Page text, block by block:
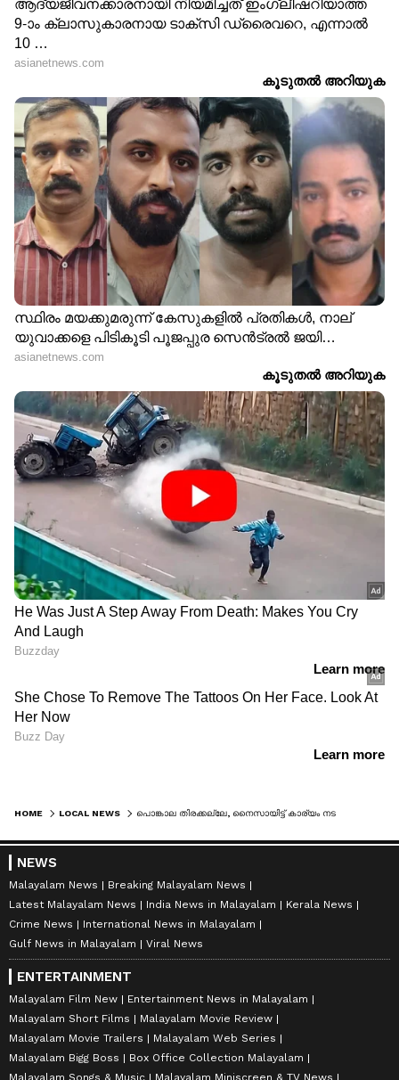
HOME LOCAL NEWS
NEWS
Malayalam News
Breaking Malayalam News
Latest Malayalam News
India News in Malayalam
Kerala News
Crime News
International News in Malayalam
Gulf News in Malayalam
Viral News
ENTERTAINMENT
Malayalam Film New
Entertainment News in Malayalam
Malayalam Short Films
Malayalam Movie Review
Malayalam Movie Trailers
Malayalam Web Series
Malayalam Bigg Boss
Box Office Collection Malayalam
Malayalam Songs & Music
Malayalam Miniscreen & TV News